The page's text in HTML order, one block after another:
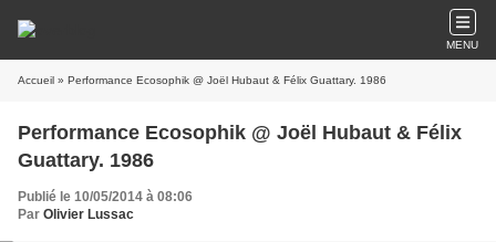
MENU
Accueil » Performance Ecosophik @ Joël Hubaut & Félix Guattary. 1986
Performance Ecosophik @ Joël Hubaut & Félix
Guattary. 1986
Publié le 10/05/2014 à 08:06
Par Olivier Lussac